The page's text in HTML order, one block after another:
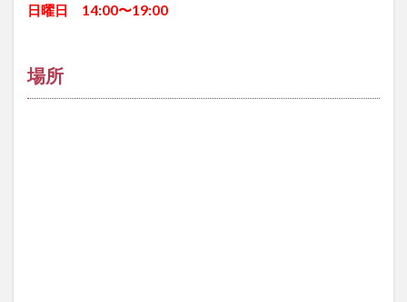
日曜日 14:00〜19:00
場所